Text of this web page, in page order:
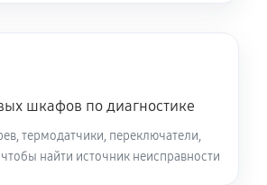
шкафов по диагностике
термодатчики, переключатели,
найти источник неисправности